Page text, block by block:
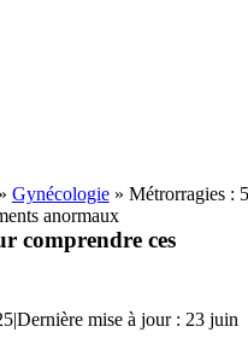
Gynécologie» Métrorragies : 5
anormaux
comprendre ces
|Dernière mise à jour : 23 juin